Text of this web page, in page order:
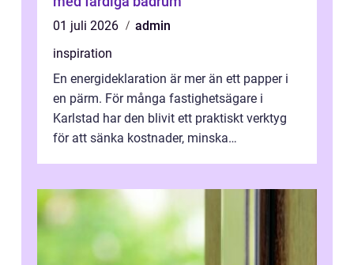
01 juli 2026
admin
inspiration
En energideklaration är mer än ett papper i
en pärm. För många fastighetsägare i
Karlstad har den blivit ett praktiskt verktyg
för att sänka kostnader, minska